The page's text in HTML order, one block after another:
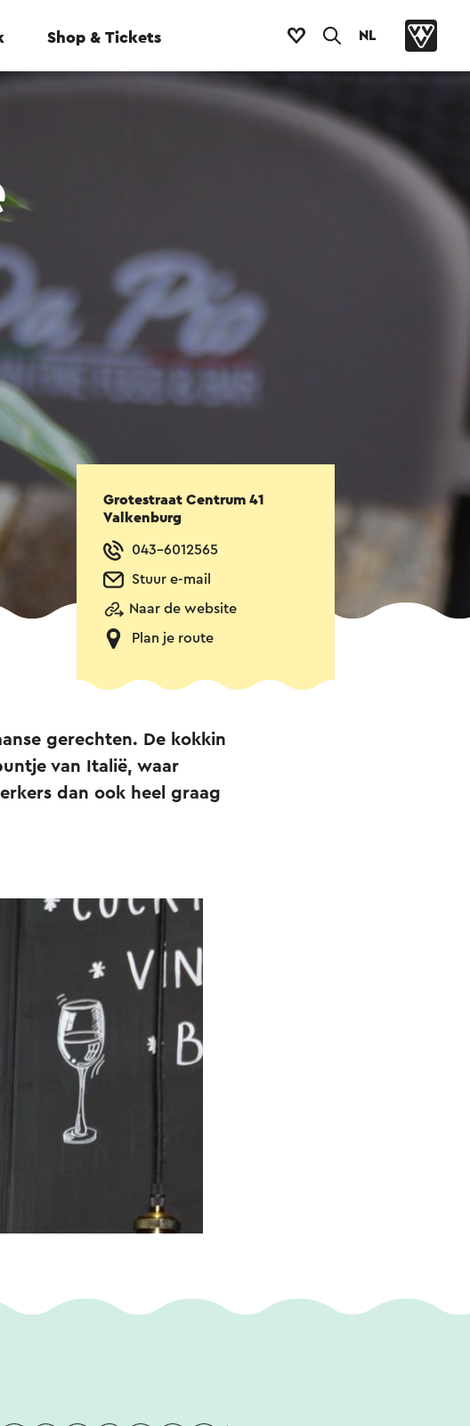
Shop & Tickets NL
Grotestraat Centrum 41
Valkenburg
043-6012565
Stuur e-mail
Naar de website
Plan je route
gerechten. De kokkin
van Italië, waar
dan ook heel graag